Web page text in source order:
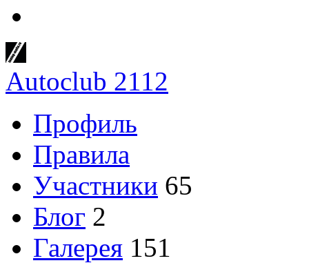
Autoclub 2112
Профиль
Правила
Участники 65
Блог 2
Галерея 151